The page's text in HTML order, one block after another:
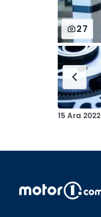
27
15 Ara 2022